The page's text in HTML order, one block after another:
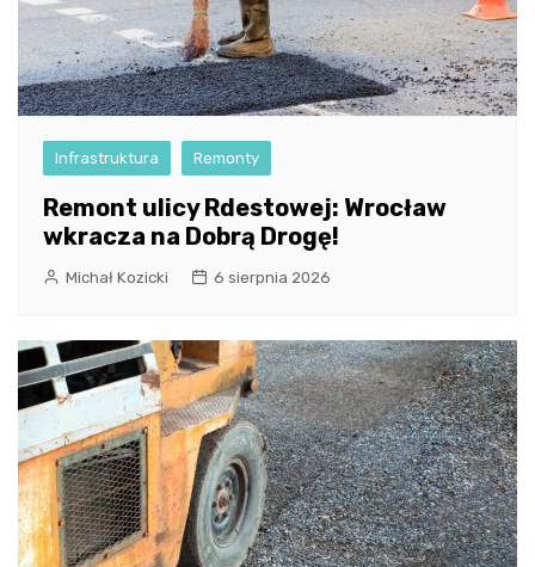
Infrastruktura Remonty
Remont ulicy Rdestowej: Wrocław
wkracza na Dobrą Drogę!
Michał Kozicki 6 sierpnia 2026